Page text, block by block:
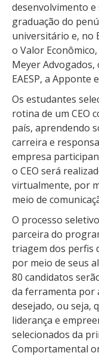
desenvolvimento e
graduação do
universitário e, no
o Valor
Meyer Advogados,
EAESP, a Apponte
Os estudantes
rotina de um CEO
país, aprendendo
carreira e
empresa
o CEO será
virtualmente, por
meio de
O processo
parceira do
triagem dos perfis
por meio de seus
80 candidatos
da ferramenta por
desejado, ou seja,
liderança e
selecionados da
Comportamental